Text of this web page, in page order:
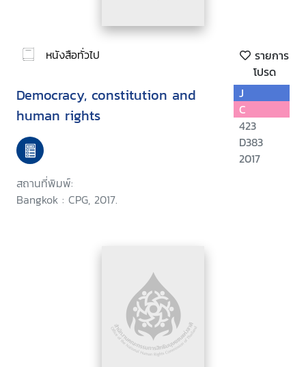
หนังสือทั่วไป
รายการ
โปรด
Democracy, constitution and
human rights
สถานที่พิมพ์:
Bangkok : CPG, 2017.
J
C
423
D383
2017